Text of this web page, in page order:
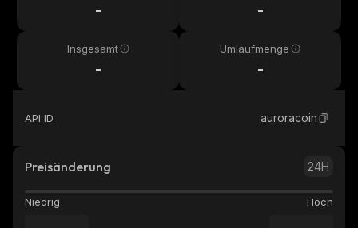
- -
Insgesamt
-
Umlaufmenge
-
API ID auroracoin
Preisänderung 24H
Niedrig Hoch